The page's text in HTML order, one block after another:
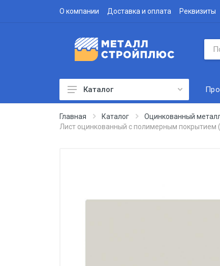
О компании Доставка и оплата Реквизиты
Профнастил
Водосточная система
Каталог
Главная Каталог Оцинкованный
Лист оцинкованный с полимерным покрытием